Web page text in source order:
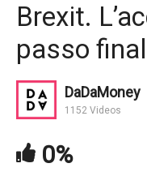
PIL. Che cos’è?
CNBC International
Brexit.
passo
DaDaMoney
1152 Videos
0%